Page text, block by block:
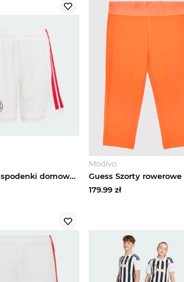
Dziecięce spodenki domowe Ajax Amsterdam 26 / 27 Adidas biały
Modivo
179.99 zł